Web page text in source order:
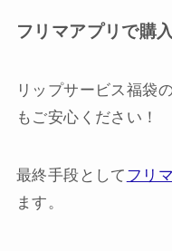
フリマアプリで購入
リップサービス福袋
もご安心ください！
最終手段として フリ
ます。